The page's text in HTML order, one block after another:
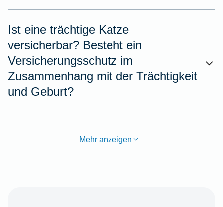
Ist eine trächtige Katze
versicherbar? Besteht ein
Versicherungsschutz im
Zusammenhang mit der Trächtigkeit
und Geburt?
Mehr anzeigen